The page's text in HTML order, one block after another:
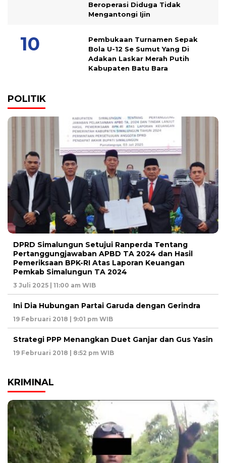
Beroperasi Diduga Tidak
Mengantongi Ijin
Pembukaan Turnamen Sepak
Bola U-12 Se Sumut Yang Di
Adakan Laskar Merah Putih
Kabupaten Batu Bara
POLITIK
DPRD Simalungun Setujui Ranperda Tentang
Pertanggungjawaban APBD TA 2024 dan Hasil
Pemeriksaan BPK-RI Atas Laporan Keuangan
Pemkab Simalungun TA 2024
3 Juli 2025 | 11:00 am WIB
Ini Dia Hubungan Partai Garuda dengan Gerindra
19 Februari 2018 | 9:01 pm WIB
Strategi PPP Menangkan Duet Ganjar dan Gus Yasin
19 Februari 2018 | 8:52 pm WIB
KRIMINAL